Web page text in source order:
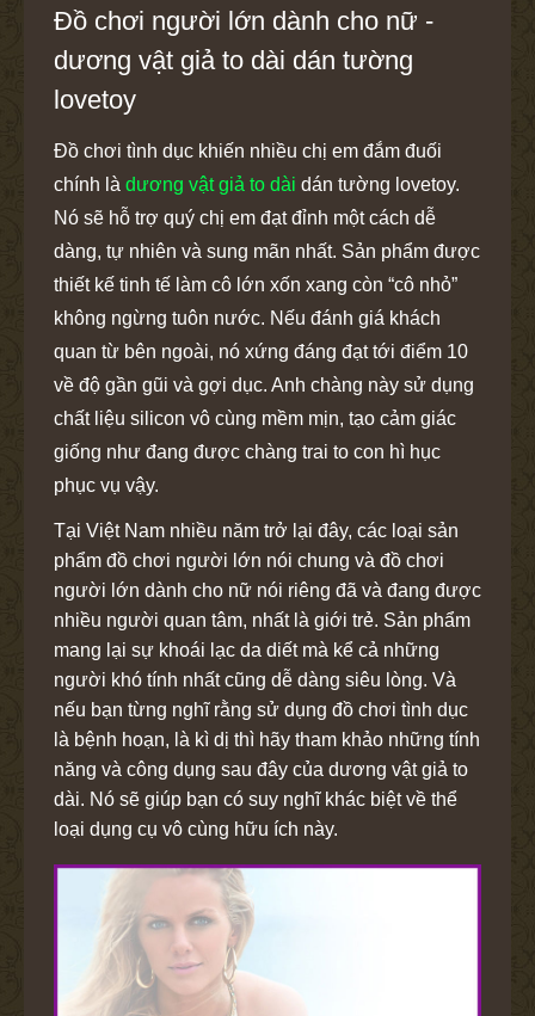
Đồ chơi người lớn dành cho nữ -
dương vật giả to dài dán tường
lovetoy
Đồ chơi tình dục khiến nhiều chị em đắm đuối
chính là dương vật giả to dài dán tường lovetoy.
Nó sẽ hỗ trợ quý chị em đạt đỉnh một cách dễ
dàng, tự nhiên và sung mãn nhất. Sản phẩm được
thiết kế tinh tế làm cô lớn xốn xang còn “cô nhỏ”
không ngừng tuôn nước. Nếu đánh giá khách
quan từ bên ngoài, nó xứng đáng đạt tới điểm 10
về độ gần gũi và gợi dục. Anh chàng này sử dụng
chất liệu silicon vô cùng mềm mịn, tạo cảm giác
giống như đang được chàng trai to con hì hục
phục vụ vậy.
Tại Việt Nam nhiều năm trở lại đây, các loại sản
phẩm đồ chơi người lớn nói chung và đồ chơi
người lớn dành cho nữ nói riêng đã và đang được
nhiều người quan tâm, nhất là giới trẻ. Sản phẩm
mang lại sự khoái lạc da diết mà kể cả những
người khó tính nhất cũng dễ dàng siêu lòng. Và
nếu bạn từng nghĩ rằng sử dụng đồ chơi tình dục
là bệnh hoạn, là kì dị thì hãy tham khảo những tính
năng và công dụng sau đây của dương vật giả to
dài. Nó sẽ giúp bạn có suy nghĩ khác biệt về thể
loại dụng cụ vô cùng hữu ích này.